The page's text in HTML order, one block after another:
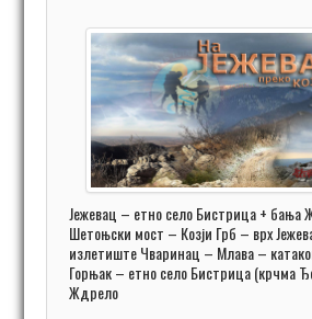
Јежевац – етно село Бистрица + бања
Шетоњски мост – Козји Грб – врх
излетиште Чваринац – Млава –
Горњак – етно село Бистрица (крчма
Ждрело